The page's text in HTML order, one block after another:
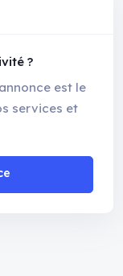
?
est le
services et